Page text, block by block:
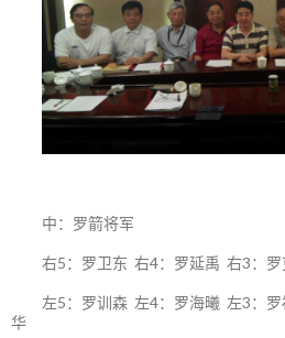
中：罗箭将军
右5：罗卫东 右4：罗延禹 右3：
左5：罗训森 左4：罗海曦 左3：
华